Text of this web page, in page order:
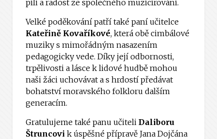
píli a radost ze společného muzicírování.
Velké poděkování patří také paní učitelce
Kateřině Kovaříkové, která obě cimbálové
muziky s mimořádným nasazením
pedagogicky vede. Díky její odbornosti,
trpělivosti a lásce k lidové hudbě mohou
naši žáci uchovávat a s hrdostí předávat
bohatství moravského folkloru dalším
generacím.
Gratulujeme také panu učiteli Daliboru
Štruncovi k úspěšné přípravě Jana Dojčána